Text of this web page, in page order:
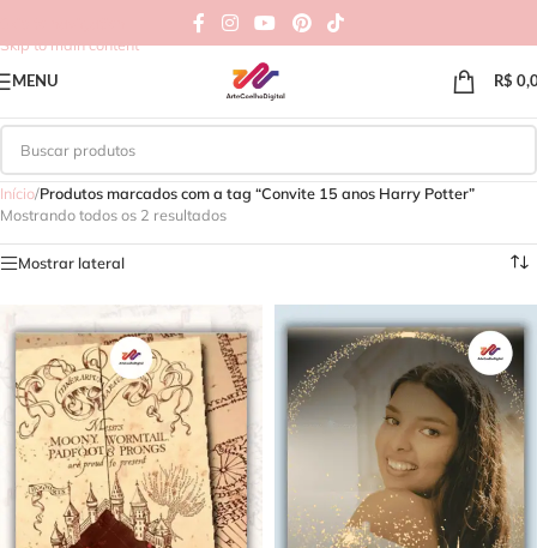
Skip to main content
MENU R$
Início/Produtos marcados com a tag “Convite 15 anos Harry Potter”
Mostrando todos os 2 resultados
Mostrar lateral